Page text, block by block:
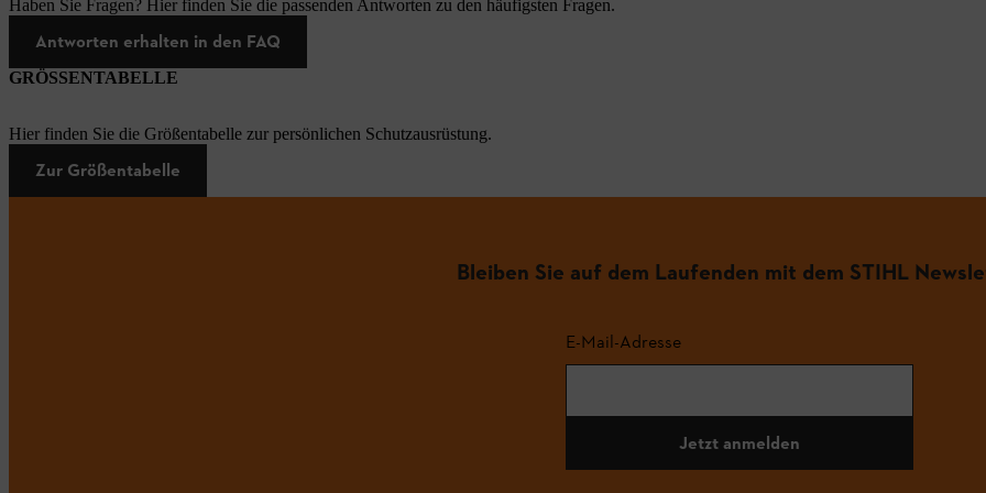
Haben Sie Fragen? Hier finden Sie die passenden Antworten zu den häufigsten Fragen.
Antworten erhalten in den FAQ
GRÖSSENTABELLE
Hier finden Sie die Größentabelle zur persönlichen Schutzausrüstung.
Zur Größentabelle
Bleiben Sie auf dem Laufenden mit dem STIHL
E-Mail-Adresse
Jetzt anmelden